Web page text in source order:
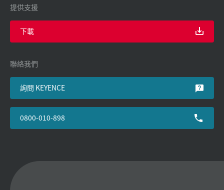
提供支援
下載
聯絡我們
詢問 KEYENCE
0800-010-898